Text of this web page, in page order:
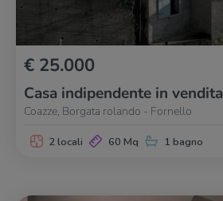
€ 25.000
Casa indipendente in vendita
Coazze, Borgata rolando - Fornello
2 locali 60 Mq 1 bagno